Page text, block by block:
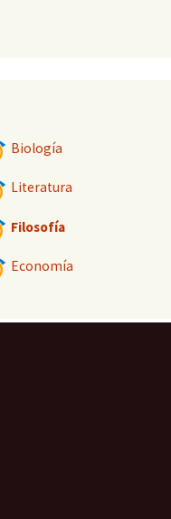
Biología
Literatura
Filosofía
Economía